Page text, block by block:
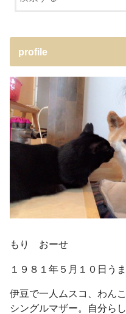
profile
もり おーせ
１９８１年５月１０日う
伊豆で一人ムスコ、わん
シングルマザー。自分ら